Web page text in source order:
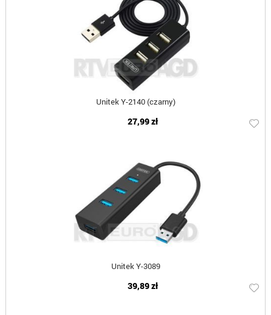
Unitek Y-2140 (czarny)
27,99 zł
Unitek Y-3089
39,89 zł